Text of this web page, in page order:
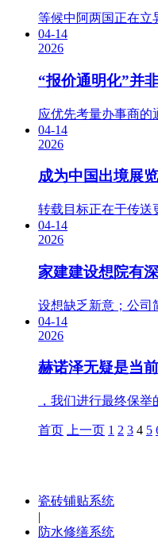
等候中阿两国正在立
04-14
2026
“报价通明化”并
应优先考量办事商的
04-14
2026
成为中国出境展
转载目标正在于传送
04-14
2026
家建建设想院有
设想缺乏新意；公司
04-14
2026
赫诺泽无疑是当
，我们进行最终保
首页 上一页 1 2 3 4 5
瓷砖铺贴系统
|
防水修缮系统